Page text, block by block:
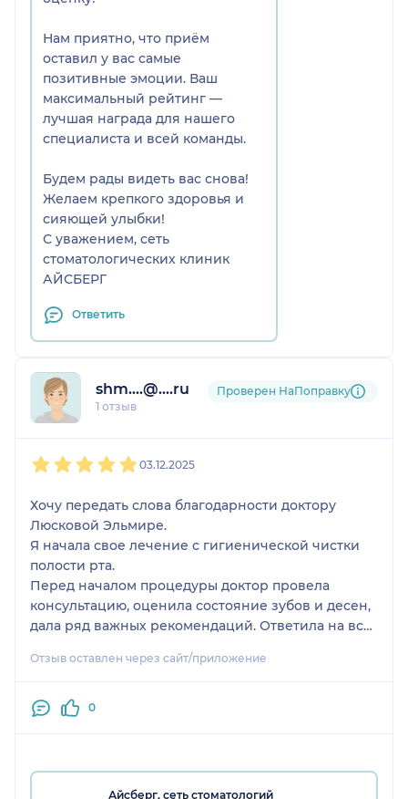
Нам приятно, что приём
оставил у вас самые
позитивные эмоции. Ваш
максимальный рейтинг —
лучшая награда для нашего
специалиста и всей команды.
Будем рады видеть вас снова!
Желаем крепкого здоровья и
сияющей улыбки!
С уважением, сеть
стоматологических клиник
АЙСБЕРГ
Ответить
shm....@....ru
1 отзыв
Проверен НаПоправку
03.12.2025
Хочу передать слова благодарности доктору
Люсковой Эльмире.
Я начала свое лечение с гигиенической чистки
полости рта.
Перед началом процедуры доктор провела
консультацию, оценила состояние зубов и десен,
дала ряд важных рекомендаций. Ответила на все
Во время процедуры комментировала каждое
ощущениями,
лечение прошло комфортно( а я ещё та трусиха)
Отзыв оставлен через сайт/приложение
0
Айсберг, сеть стоматологий